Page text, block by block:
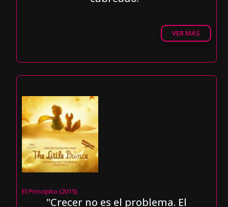
VER MÁS
El Principito (2015)
"Crecer no es el problema. El